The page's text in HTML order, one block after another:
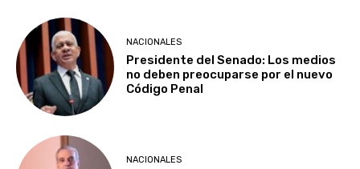
NACIONALES
Presidente del Senado: Los medios
no deben preocuparse por el nuevo
Código Penal
NACIONALES